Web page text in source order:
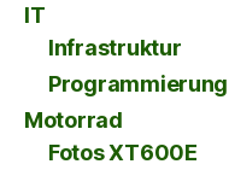
IT
Infrastruktur
Programmierung
Motorrad
Fotos XT600E